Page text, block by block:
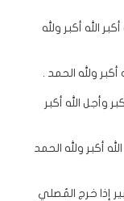
أكبر الله أكبر ولله
وأجل الله أكبر
الله أكبر ولله الحمد
إذا خرج المُصلي